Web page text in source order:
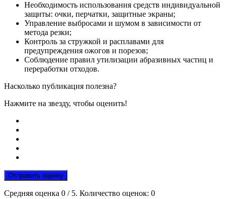
Необходимость использования средств индивидуальной
защиты: очки, перчатки, защитные экраны;
Управление выбросами и шумом в зависимости от
метода резки;
Контроль за стружкой и расплавами для
предупреждения ожогов и порезов;
Соблюдение правил утилизации абразивных частиц и
переработки отходов.
Насколько публикация полезна?
Нажмите на звезду, чтобы оценить!
Отправить оценку
Средняя оценка 0 / 5. Количество оценок: 0